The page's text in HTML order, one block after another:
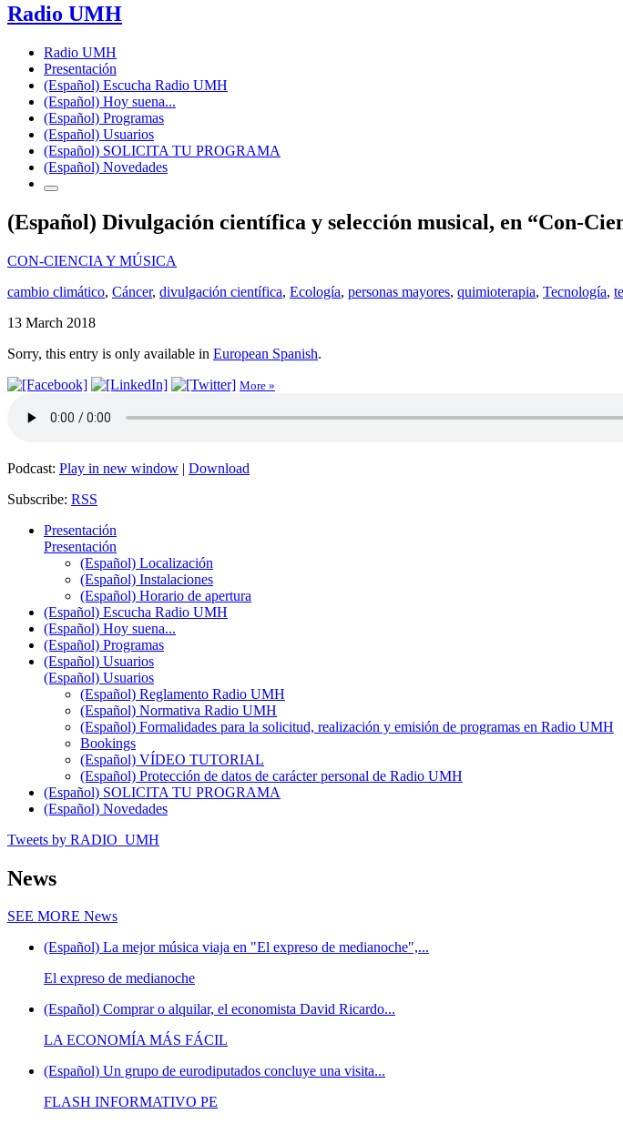
Radio UMH
Radio UMH
Presentación
(Español) Escucha Radio UMH
(Español) Hoy suena...
(Español) Programas
(Español) Usuarios
(Español) SOLICITA TU PROGRAMA
(Español) Novedades
(Español) Divulgación científica y selección musical, en “Con-
CON-CIENCIA Y MÚSICA
cambio climático, Cáncer, divulgación científica, Ecología, personas mayores, quimioterapia, Tecnología,
13 March 2018
Sorry, this entry is only available in European Spanish.
More »
Podcast: Play in new window | Download
Subscribe: RSS
Presentación
Presentación
(Español) Localización
(Español) Instalaciones
(Español) Horario de apertura
(Español) Escucha Radio UMH
(Español) Hoy suena...
(Español) Programas
(Español) Usuarios
(Español) Usuarios
(Español) Reglamento Radio UMH
(Español) Normativa Radio UMH
(Español) Formalidades para la solicitud, realización y emisión de programas en Radio UMH
Bookings
(Español) VÍDEO TUTORIAL
(Español) Protección de datos de carácter personal de Radio UMH
(Español) SOLICITA TU PROGRAMA
(Español) Novedades
Tweets by RADIO_UMH
News
SEE MORE News
(Español) La mejor música viaja en "El expreso de medianoche",...
El expreso de medianoche
(Español) Comprar o alquilar, el economista David Ricardo...
LA ECONOMÍA MÁS FÁCIL
(Español) Un grupo de eurodiputados concluye una visita...
FLASH INFORMATIVO PE